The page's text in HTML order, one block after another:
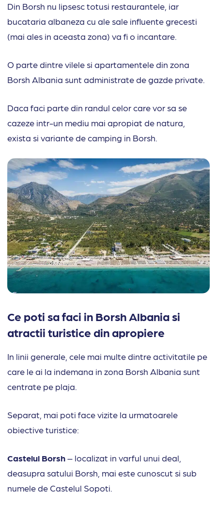
Din Borsh nu lipsesc totusi restaurantele, iar
bucataria albaneza cu ale sale influente grecesti
(mai ales in aceasta zona) va fi o incantare.
O parte dintre vilele si apartamentele din zona
Borsh Albania sunt administrate de gazde private.
Daca faci parte din randul celor care vor sa se
cazeze intr-un mediu mai apropiat de natura,
exista si variante de camping in Borsh.
Ce poti sa faci in Borsh Albania si
atractii turistice din apropiere
In linii generale, cele mai multe dintre activitatile pe
care le ai la indemana in zona Borsh Albania sunt
centrate pe plaja.
Separat, mai poti face vizite la urmatoarele
obiective turistice:
Castelul Borsh– localizat in varful unui deal,
deasupra satului Borsh, mai este cunoscut si sub
numele de Castelul Sopoti.